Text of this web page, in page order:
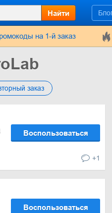
Найти
на 1-й заказ
заказ
Воспользоваться
+1
Воспользоваться